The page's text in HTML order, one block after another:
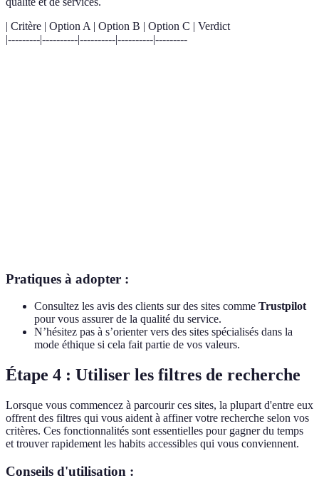
| Critère | Option A | Option B | Option C | Verdict
|---------|----------|----------|----------|---------
Pratiques à adopter :
Consultez les avis des clients sur des sites comme Trustpilot
pour vous assurer de la qualité du service.
N’hésitez pas à s’orienter vers des sites spécialisés dans la
mode éthique si cela fait partie de vos valeurs.
Étape 4 : Utiliser les filtres de recherche
Lorsque vous commencez à parcourir ces sites, la plupart d'entre eux
offrent des filtres qui vous aident à affiner votre recherche selon vos
critères. Ces fonctionnalités sont essentielles pour gagner du temps
et trouver rapidement les habits accessibles qui vous conviennent.
Conseils d'utilisation :